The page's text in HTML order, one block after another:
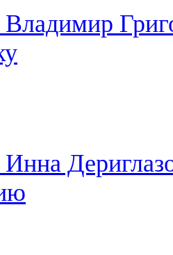
Владимир
Инна